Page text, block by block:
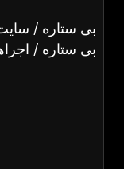
بی ستاره /
بی ستاره /